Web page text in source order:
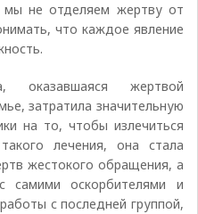
мы не отделяем жертву от
что каждое явление
жертвой
затратила значительную
на то, чтобы излечиться
лечения, она стала
жестокого обращения, а
самими оскорбителями и
с последней группой,